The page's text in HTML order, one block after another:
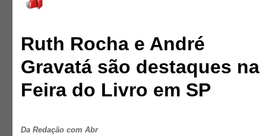
Ruth Rocha e André
Gravatá são destaques na
Feira do Livro em SP
Da Redação com Abr